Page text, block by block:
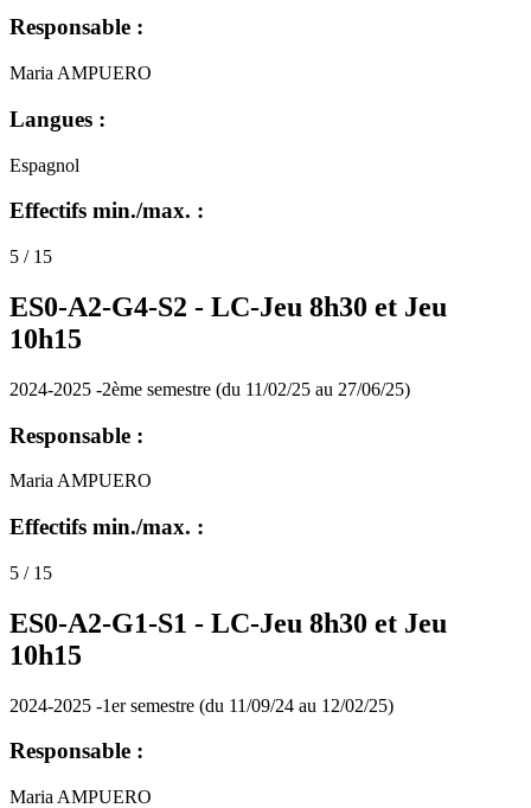
Responsable :
Maria AMPUERO
Langues :
Espagnol
Effectifs min./max. :
5 / 15
ES0-A2-G4-S2 - LC-Jeu 8h30 et Jeu
10h15
2024-2025 -2ème semestre (du 11/02/25 au 27/06/25)
Responsable :
Maria AMPUERO
Effectifs min./max. :
5 / 15
ES0-A2-G1-S1 - LC-Jeu 8h30 et Jeu
10h15
2024-2025 -1er semestre (du 11/09/24 au 12/02/25)
Responsable :
Maria AMPUERO